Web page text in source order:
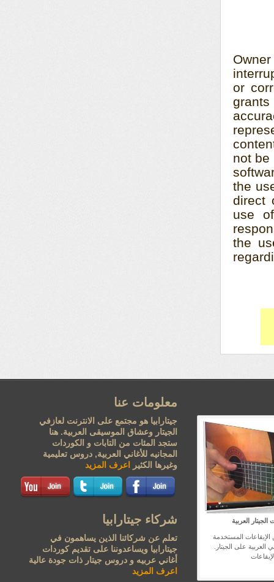
or
not be
the
direct
use
the
العربية
الإيقاعات المستخدمة
على الجيتار.
معلومات عنا
جيتارابيا هو مجتمع على الانترنت لعازفي
الجيتار وعشاق الموسيقى العربية. هنا
ستجد المئات من التابات و الكوردات
المجانيه للأغاني العربية, دروس تعليمية
وغيرها الكثير
اعرف المزيد
شركاء جيتارابيا
تعلم عن شركائنا الذين يساهمون في
جيتارابيا ويساعدوننا على تقديم كوردات
أغاني عربيه و دروس جيتار ذات جودة عالية
اعرف المزيد